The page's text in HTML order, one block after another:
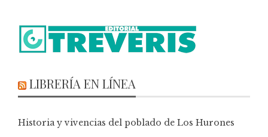
LIBRERÍA EN LÍNEA
Historia y vivencias del poblado de Los Hurones